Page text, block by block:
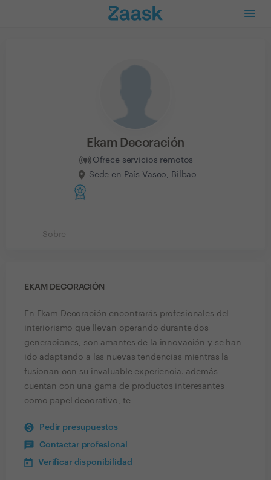
Ekam Decoración
Ofrece servicios remotos
Sede en País Vasco, Bilbao
Sobre
EKAM DECORACIÓN
En Ekam Decoración encontrarás profesionales del
interiorismo que llevan operando durante dos
generaciones, son amantes de la innovación y se han
ido adaptando a las nuevas tendencias mientras la
fusionan con su invaluable experiencia. además
cuentan con una gama de productos interesantes
como papel decorativo, te
Pedir presupuestos
Contactar profesional
Verificar disponibilidad